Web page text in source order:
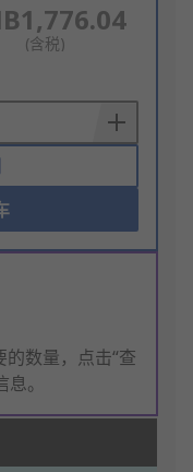
(含税)
数量，点击“查
。